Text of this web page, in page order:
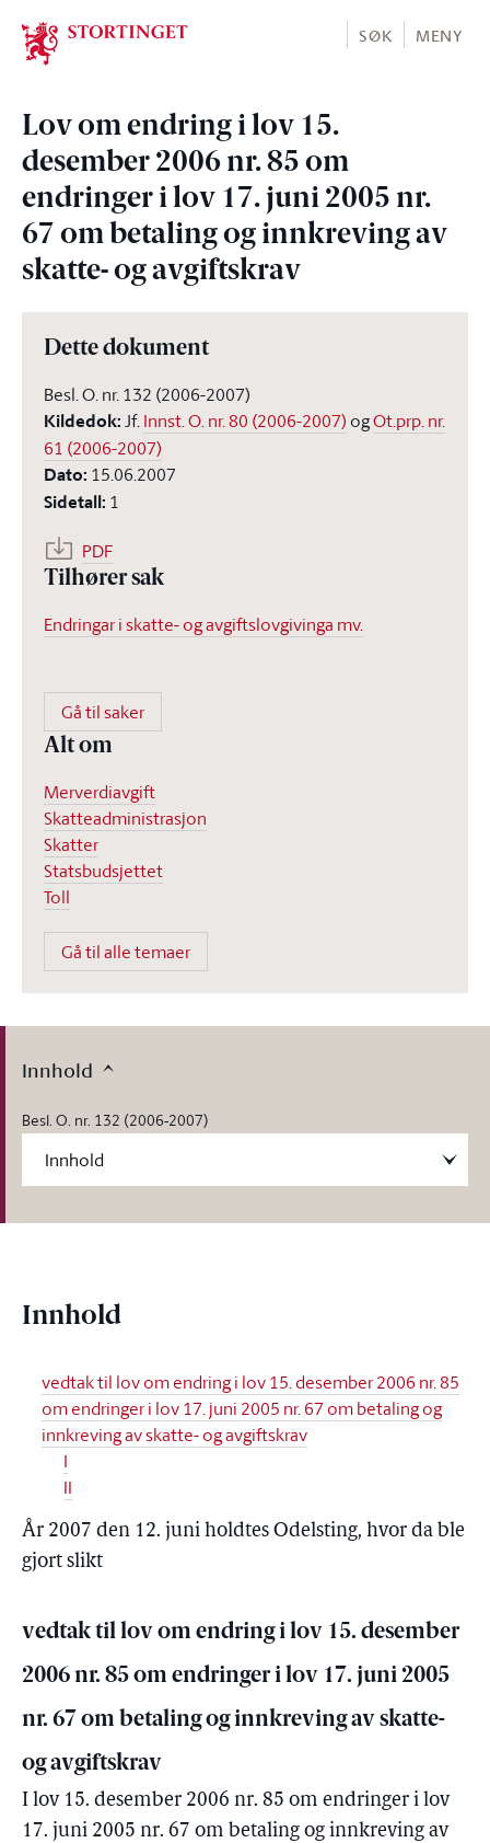
Stortinget.no
SØK MENY
Lov om endring i lov 15.
desember 2006 nr. 85 om
endringer i lov 17. juni 2005 nr.
67 om betaling og innkreving av
skatte- og avgiftskrav
Dette dokument
Besl. O. nr. 132 (2006-2007)
Kildedok:Jf.Innst. O. nr. 80 (2006-2007) ogOt.prp. nr.
61 (2006-2007)
Dato: 15.06.2007
Sidetall: 1
PDF
Tilhører sak
Endringar i skatte- og avgiftslovgivinga mv.
Gå til saker
Alt om
Merverdiavgift
Skatteadministrasjon
Skatter
Statsbudsjettet
Toll
Gå til alle temaer
Innhold
Besl. O. nr. 132 (2006-2007)
Innhold
vedtak til lov om endring i lov 15. desember 2006 nr. 85
om endringer i lov 17. juni 2005 nr. 67 om betaling og
innkreving av skatte- og avgiftskrav
I
II
År 2007 den 12. juni holdtes Odelsting, hvor da ble
gjort slikt
vedtak til lov om endring i lov 15. desember
2006 nr. 85 om endringer i lov 17. juni 2005
nr. 67 om betaling og innkreving av skatte-
og avgiftskrav
I lov 15. desember 2006 nr. 85 om endringer i lov
17. juni 2005 nr. 67 om betaling og innkreving av